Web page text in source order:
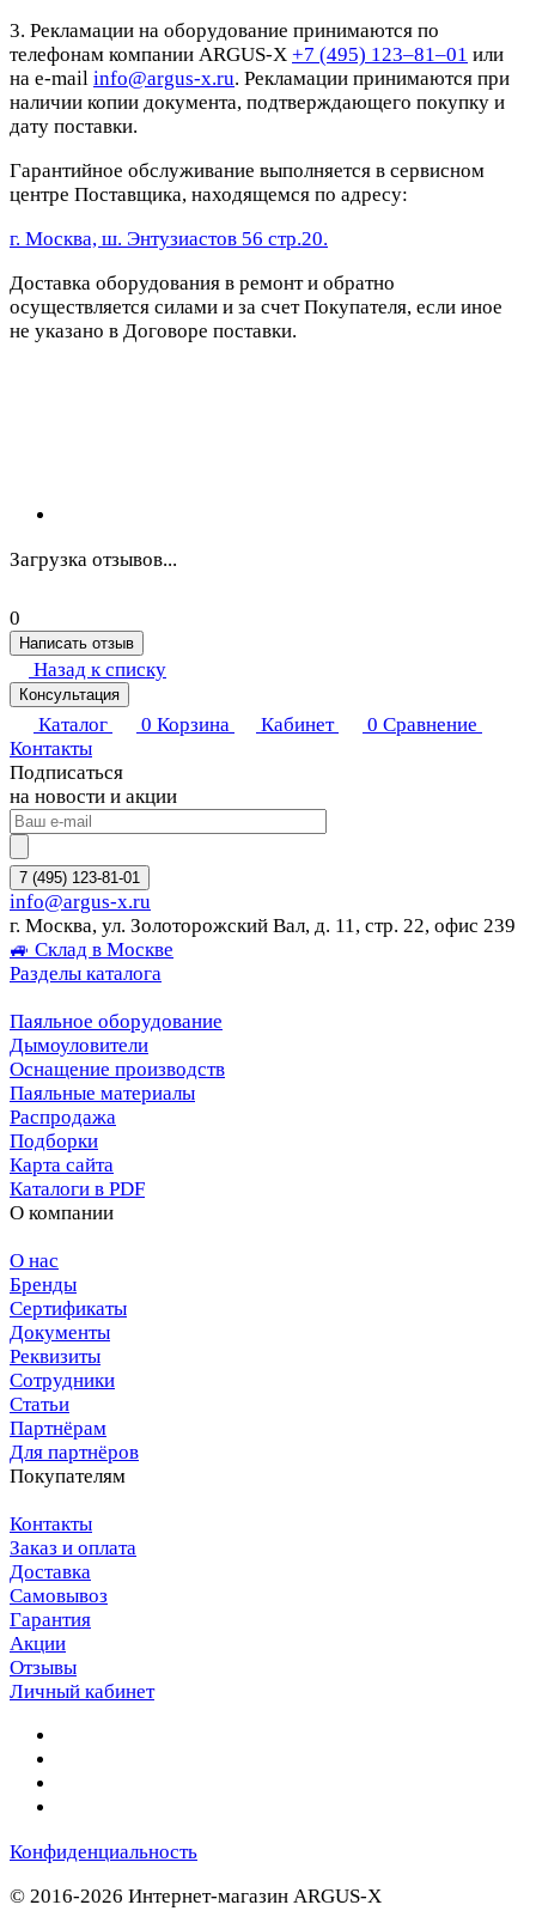
3. Рекламации на оборудование принимаются по
телефонам компании ARGUS-X +7 (495) 123–81–01 или
на e-mail info@argus-x.ru. Рекламации принимаются при
наличии копии документа, подтверждающего покупку и
дату поставки.
Гарантийное обслуживание выполняется в сервисном
центре Поставщика, находящемся по адресу:
г. Москва, ш. Энтузиастов 56 стр.20.
Доставка оборудования в ремонт и обратно
осуществляется силами и за счет Покупателя, если иное
не указано в Договоре поставки.
Загрузка отзывов...
0
Написать отзыв
Назад к списку
Консультация
Каталог 0 Корзина Кабинет 0 Сравнение
Контакты
Подписаться
на новости и акции
7 (495) 123-81-01
info@argus-x.ru
г. Москва, ул. Золоторожский Вал, д. 11, стр. 22, офис 239
🚙 Склад в Москве
Разделы каталога
Паяльное оборудование
Дымоуловители
Оснащение производств
Паяльные материалы
Распродажа
Подборки
Карта сайта
Каталоги в PDF
О компании
О нас
Бренды
Сертификаты
Документы
Реквизиты
Сотрудники
Статьи
Партнёрам
Для партнёров
Покупателям
Контакты
Заказ и оплата
Доставка
Самовывоз
Гарантия
Акции
Отзывы
Личный кабинет
Конфиденциальность
© 2016-2026 Интернет-магазин ARGUS-X